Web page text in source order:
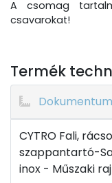
A csomag
csavarokat!
Termék
CYTRO Fali,
szappantartó-
inox - Műszaki